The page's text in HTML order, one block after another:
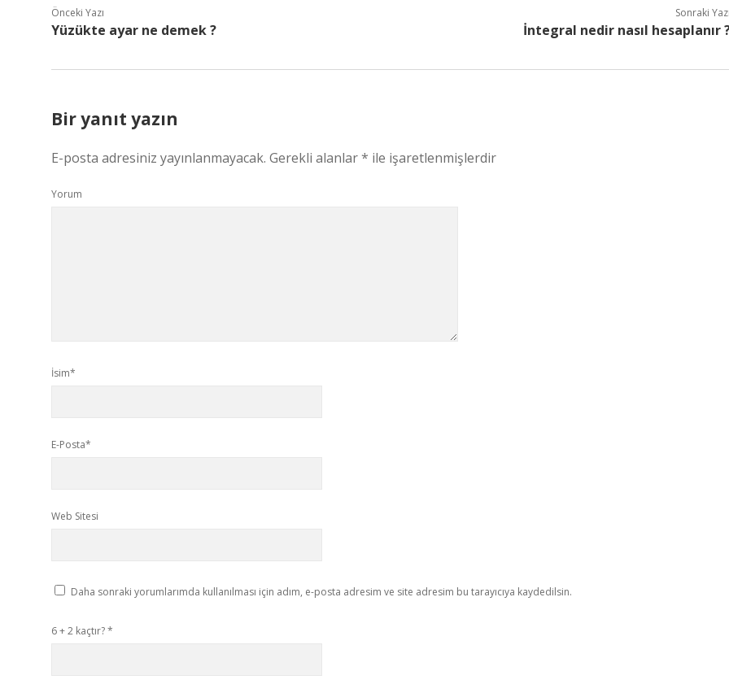
Önceki Yazı
Yüzükte ayar ne demek ?
Sonraki
İntegral nedir nasıl hesaplanır
Bir yanıt yazın
E-posta adresiniz yayınlanmayacak. Gerekli alanlar* ile işaretlenmişlerdir
Yorum
İsim*
E-Posta*
Web Sitesi
Daha sonraki yorumlarımda kullanılması için adım, e-posta adresim ve site adresim bu tarayıcıya kaydedilsin.
6 + 2 kaçtır?*